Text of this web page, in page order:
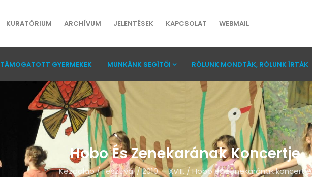
KURATÓRIUM ARCHÍVUM JELENTÉSEK KAPCSOLAT WEBMAIL
TÁMOGATOTT GYERMEKEK MUNKÁNK SEGÍTŐI RÓLUNK MONDTÁK, RÓLUNK ÍRTÁK
Hobo És Zenekarának Koncertje
Kezdõlap/Fesztivál/2010. – XVIII. / Hobo és zenekarának koncertje